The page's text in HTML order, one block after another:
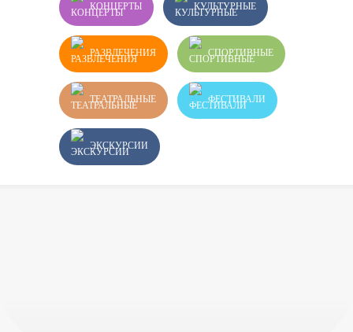
КОНЦЕРТЫ КУЛЬТУРНЫЕ
РАЗВЛЕЧЕНИЯ СПОРТИВНЫЕ
ТЕАТРАЛЬНЫЕ ФЕСТИВАЛИ
ЭКСКУРСИИ